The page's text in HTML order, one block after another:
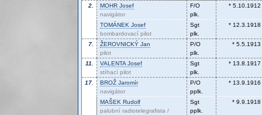
2.
MOHR Josef
navigátor
F/O
plk.
* 5.10.1912
TOMÁNEK Josef
bombardovací pilot
Sgt
plk.
* 12.3.1918
7. ŽEROVNICKÝ Jan
pilot
P/O
plk.
* 5.5.1913
11. VALENTAJosef
stíhací pilot
Sgt
plk.
* 13.8.1917
17. BROŽ Jaromír
navigátor
P/O
pplk.
* 13.9.1916
MAŠEK Rudolf
palubní radiotelegrafista /
Sgt
pplk.
* 9.9.1918